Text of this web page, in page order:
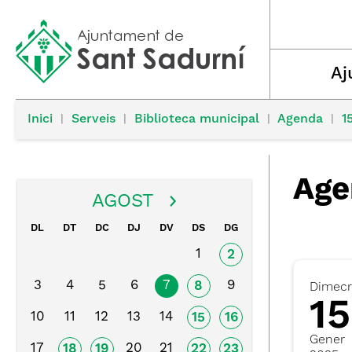
Inici Serveis Biblioteca municipal Agenda
AGOST
DL DT DC DJ DV DS DG
1 2
3 4 5 6 7 8 9
10 11 12 13 14 15 16
17 18 19 20 21 22 23
15
Gener